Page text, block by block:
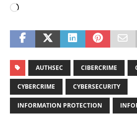
AUTHSEC CIBERCRIME
CYBERCRIME CYBERSECURITY
INFORMATION PROTECTION